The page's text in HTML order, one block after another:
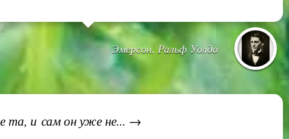
Эмерсон, Ральф Уолдо
та, и сам он уже не... →